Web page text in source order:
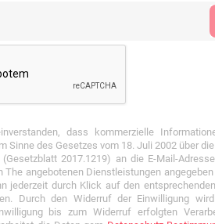
dass kommerzielle
Sinne des Gesetzes vom 18. Juli 2002 über
2017.1219) an die E-Mail-
The angebotenen Dienstleistungen
jederzeit durch Klick auf den
Durch den Widerruf der Einwilligung
bis zum Widerruf erfolgten